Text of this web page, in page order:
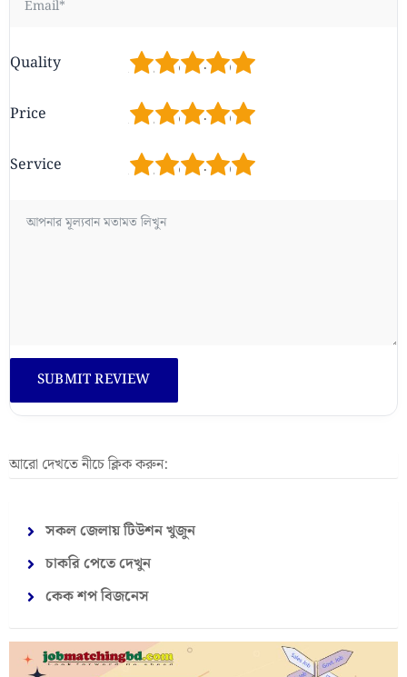
Quality 5
4
3
2
Price 5
4
3
2
Service 5
4
3
2
আরো দেখতে নীচে ক্লিক করুন:
সকল জেলায় টিউশন খুজুন
চাকরি পেতে দেখুন
কেক শপ বিজনেস